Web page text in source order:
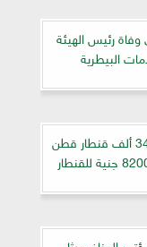
وفاة رئيس الهيئة
البيطرية
الزراعة تسويق 343 ألف قنطار قطن